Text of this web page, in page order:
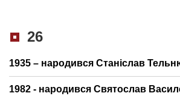
26
1935 – народився Станіслав
1982 - народився Святослав